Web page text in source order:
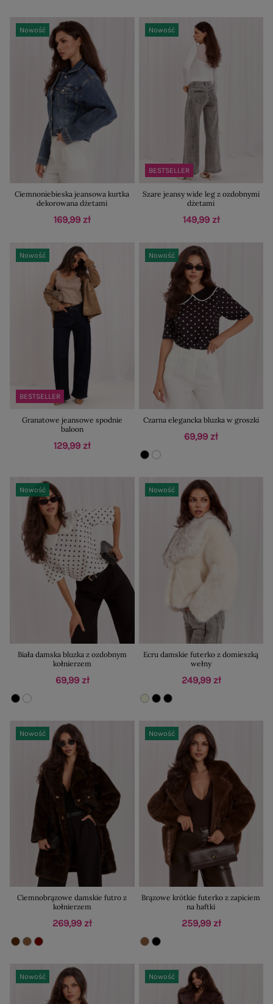
Nowość
Ciemnoniebieska jeansowa kurtka
dekorowana dżetami
169,99 zł
BESTSELLER
Nowość
Szare jeansy wide leg z ozdobnymi
dżetami
149,99 zł
BESTSELLER
Nowość
Granatowe jeansowe spodnie
baloon
129,99 zł
Nowość
Czarna elegancka bluzka w groszki
69,99 zł
Nowość
Biała damska bluzka z ozdobnym
kołnierzem
69,99 zł
Nowość
Ecru damskie futerko z domieszką
wełny
249,99 zł
Nowość
Ciemnobrązowe damskie futro z
kołnierzem
269,99 zł
Nowość
Brązowe krótkie futerko z zapiciem
na haftki
259,99 zł
Nowość Nowość